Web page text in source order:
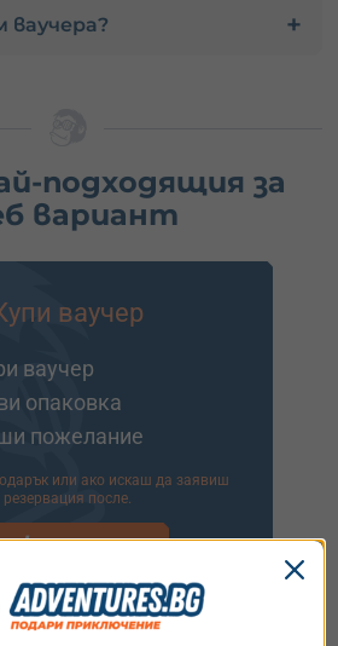
ваучера?
подходящия за
вариант
ваучер
ваучер
опаковка
пожелание
или ако искаш да заявиш
резервация после.
опциите